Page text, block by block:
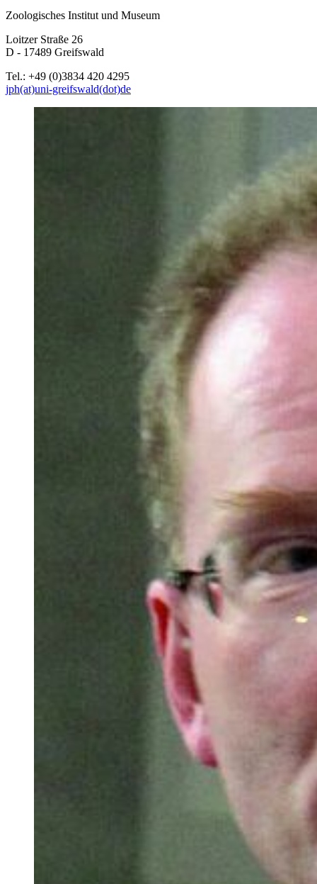
Zoologisches Institut und Museum
Loitzer Straße 26
D - 17489 Greifswald
Tel.: +49 (0)3834 420 4295
jph(at)uni-greifswald(dot)de